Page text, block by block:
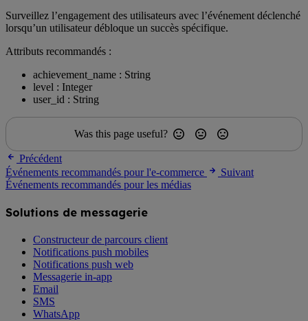
Surveillez l’engagement des utilisateurs avec l’événement déclenché
lorsqu’un utilisateur débloque un succès spécifique.
Attributs recommandés :
achievement_name : String
level : Integer
user_id : String
Was this page useful?
Précédent
Événements recommandés pour l'e-commerce
Suivant
Événements recommandés pour les médias
Solutions de messagerie
Constructeur de parcours client
Notifications push mobiles
Notifications push web
Messagerie in-app
Email
SMS
WhatsApp